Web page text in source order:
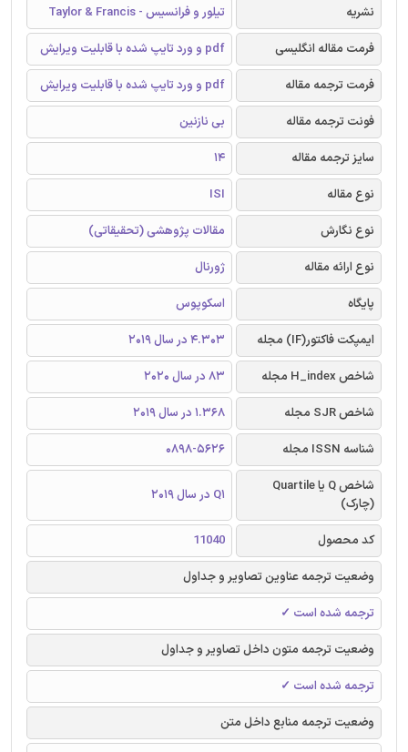
نشریه
تیلور و فرانسیس - Taylor & Francis
فرمت مقاله انگلیسی
pdf و ورد تایپ شده با قابلیت ویرایش
فرمت ترجمه مقاله
pdf و ورد تایپ شده با قابلیت ویرایش
فونت ترجمه مقاله
بی نازنین
سایز ترجمه مقاله
14
نوع مقاله
ISI
نوع نگارش
مقالات پژوهشی (تحقیقاتی)
نوع ارائه مقاله
ژورنال
پایگاه
اسکوپوس
ایمپکت فاکتور(IF) مجله
4.303 در سال 2019
شاخص H_index مجله
83 در سال 2020
شاخص SJR مجله
1.368 در سال 2019
شناسه ISSN مجله
0898-5626
شاخص Q یا Quartile
(چارک)
Q1 در سال 2019
کد محصول
11040
وضعیت ترجمه عناوین تصاویر و جداول
ترجمه شده است ✓
وضعیت ترجمه متون داخل تصاویر و جداول
ترجمه شده است ✓
وضعیت ترجمه منابع داخل متن